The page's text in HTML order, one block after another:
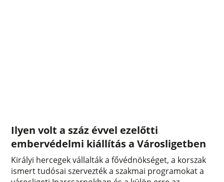
Ilyen volt a száz évvel ezelőtti
embervédelmi kiállítás a Városligetben
Királyi hercegek vállalták a fővédnökséget, a korszak
ismert tudósai szervezték a szakmai programokat a